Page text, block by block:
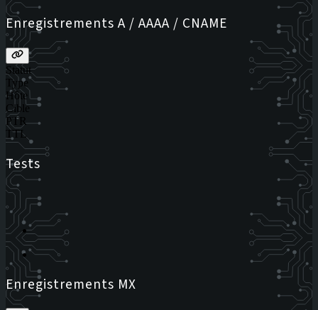
Enregistrements A / AAAA / CNAME
Statut
Type
Hôte
Cible
PTR
TTL
Tests
Enregistrements MX